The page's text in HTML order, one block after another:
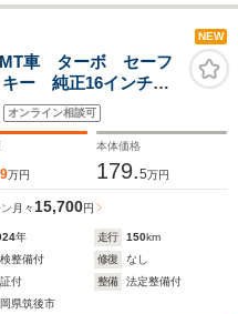
NEW
車 ターボ セーフ
ー 純正16インチア
ー ハイビームアシ
エアコン トラクシ
オンライン相談可
9万円
本体価格
179.5万円
月々 15,700円
年 走行 150km
整備付 修復
なし
付 整備
法定整備付
県筑後市